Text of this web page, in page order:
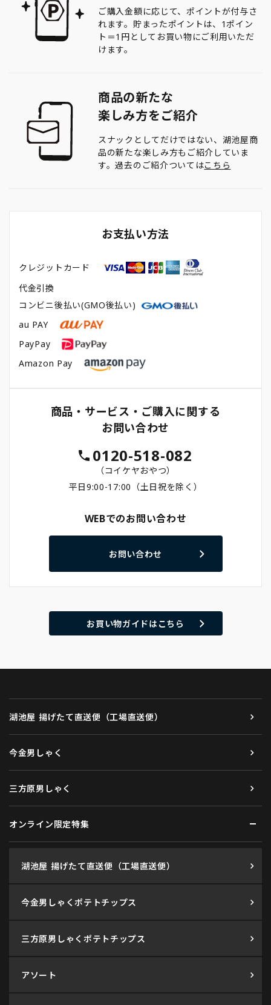
ご購入金額に応じて、ポイントが付与さ
れます。貯まったポイントは、1ポイン
ト＝1円としてお買い物にご利用いただ
けます。
商品の新たな
楽しみ方をご紹介
スナックとしてだけではない、湖池屋商
品の新たな楽しみ方もご紹介していま
す。過去のご紹介ついてはこちら
お支払い方法
クレジットカード
代金引換
コンビニ後払い(GMO後払い)
au PAY
PayPay
Amazon Pay
商品・サービス・ご購入に関する
お問い合わせ
0120-518-082
（コイケヤおやつ）
平日9:00-17:00（土日祝を除く）
WEBでのお問い合わせ
お問い合わせ
お買い物ガイドはこちら
湖池屋 揚げたて直送便（工場直送便）
今金男しゃく
三方原男しゃく
オンライン限定特集
湖池屋 揚げたて直送便（工場直送便）
今金男しゃくポテトチップス
三方原男しゃくポテトチップス
アソート